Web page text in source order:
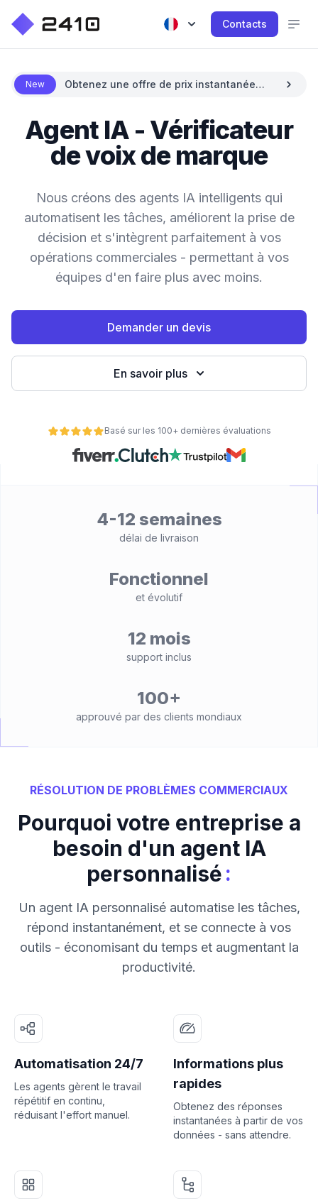
Contacts
New
Obtenez une offre de prix instantanée
Agent IA - Vérificateur
de voix de marque
Nous créons des agents IA intelligents qui
automatisent les tâches, améliorent la prise de
décision et s'intègrent parfaitement à vos
opérations commerciales - permettant à vos
équipes d'en faire plus avec moins.
Demander un devis
En savoir plus
Basé sur les 100+ dernières évaluations
4-12 semaines
délai de livraison
Fonctionnel
et évolutif
12 mois
support inclus
100+
approuvé par des clients mondiaux
RÉSOLUTION DE PROBLÈMES COMMERCIAUX
Pourquoi votre entreprise a
besoin d'un agent IA
personnalisé:
Un agent IA personnalisé automatise les tâches,
répond instantanément, et se connecte à vos
outils - économisant du temps et augmentant la
productivité.
Automatisation 24/7
Les agents gèrent le travail
répétitif en continu,
réduisant l'effort manuel.
Informations plus
rapides
Obtenez des réponses
instantanées à partir de vos
données - sans attendre.